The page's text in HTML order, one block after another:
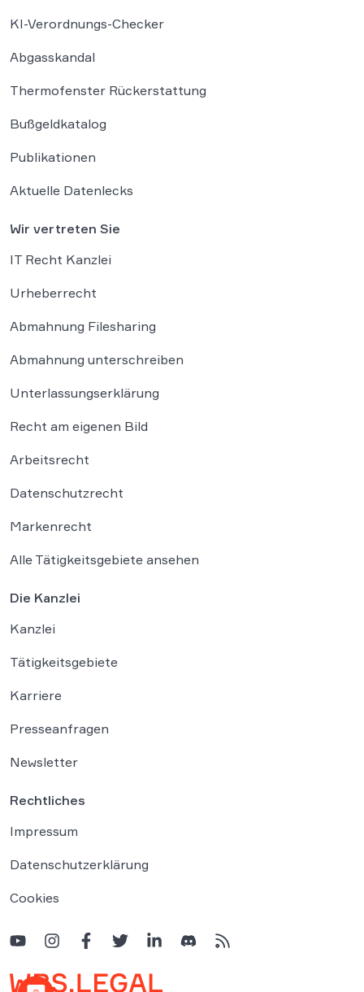
KI-Verordnungs-Checker
Abgasskandal
Thermofenster Rückerstattung
Bußgeldkatalog
Publikationen
Aktuelle Datenlecks
Wir vertreten Sie
IT Recht Kanzlei
Urheberrecht
Abmahnung Filesharing
Abmahnung unterschreiben
Unterlassungserklärung
Recht am eigenen Bild
Arbeitsrecht
Datenschutzrecht
Markenrecht
Alle Tätigkeitsgebiete ansehen
Die Kanzlei
Kanzlei
Tätigkeitsgebiete
Karriere
Presseanfragen
Newsletter
Rechtliches
Impressum
Datenschutzerklärung
Cookies